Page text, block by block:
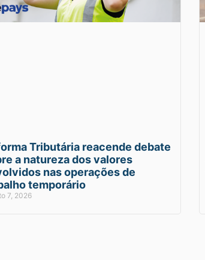
Tributária reacende debate
a natureza dos valores
nas operações de
temporário
7, 2026